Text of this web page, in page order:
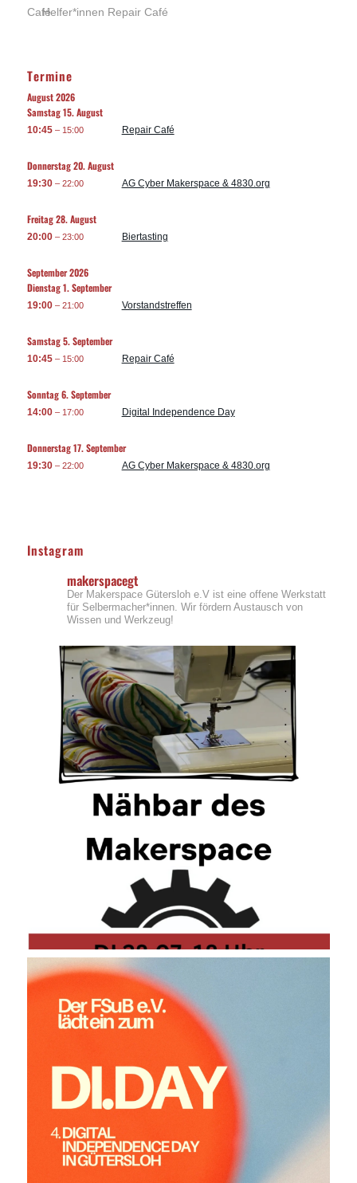
Helfer*innen Repair Café
Termine
August 2026
Samstag 15. August
10:45 – 15:00 Repair Café
Donnerstag 20. August
19:30 – 22:00 AG Cyber Makerspace & 4830.org
Freitag 28. August
20:00 – 23:00 Biertasting
September 2026
Dienstag 1. September
19:00 – 21:00 Vorstandstreffen
Samstag 5. September
10:45 – 15:00 Repair Café
Sonntag 6. September
14:00 – 17:00 Digital Independence Day
Donnerstag 17. September
19:30 – 22:00 AG Cyber Makerspace & 4830.org
Instagram
makerspacegt
Der Makerspace Gütersloh e.V ist eine offene Werkstatt
für Selbermacher*innen. Wir fördern Austausch von
Wissen und Werkzeug!